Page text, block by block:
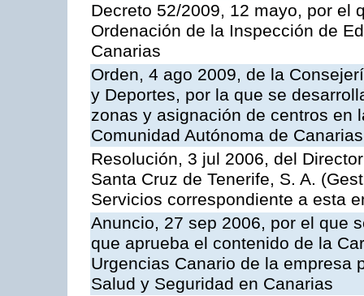
Decreto 52/2009, 12 mayo, por el
Ordenación de la Inspección de
Canarias
Orden, 4 ago 2009, de la
y Deportes, por la que se
zonas y asignación de centros en
Comunidad Autónoma de Canarias
Resolución, 3 jul 2006, del
Santa Cruz de Tenerife, S. A.
Servicios correspondiente a esta
Anuncio, 27 sep 2006, por el que
que aprueba el contenido de la
Urgencias Canario de la empresa
Salud y Seguridad en Canarias